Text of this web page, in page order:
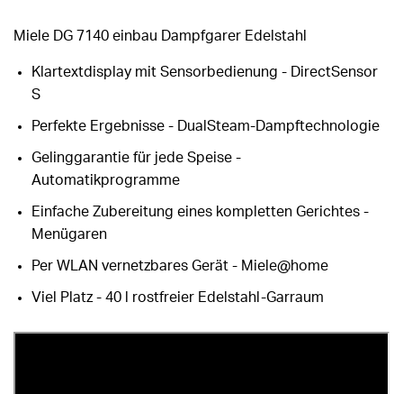
Miele DG 7140 einbau Dampfgarer Edelstahl
Klartextdisplay mit Sensorbedienung - DirectSensor
S
Perfekte Ergebnisse - DualSteam-Dampftechnologie
Gelinggarantie für jede Speise -
Automatikprogramme
Einfache Zubereitung eines kompletten Gerichtes -
Menügaren
Per WLAN vernetzbares Gerät - Miele@home
Viel Platz - 40 l rostfreier Edelstahl-Garraum